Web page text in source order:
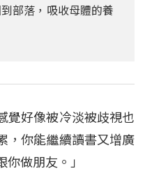
部落，吸收母體的養
覺好像被冷淡被歧視也
，你能繼續讀書又增廣
做朋友。」